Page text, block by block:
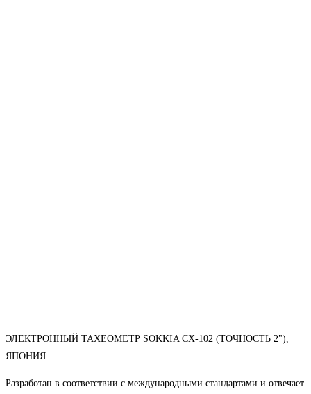
ЭЛЕКТРОННЫЙ ТАХЕОМЕТР SOKKIA CX-102 (ТОЧНОСТЬ 2"),
ЯПОНИЯ
Разработан в соответствии с международными стандартами и отвечает